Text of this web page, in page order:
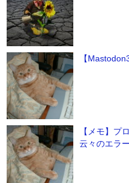
【
【メモ】プ
云々のエラ